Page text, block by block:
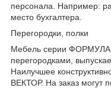
персонала. Например:
место бухгалтера.
Перегородки, полки
Мебель серии ФОРМУЛА
перегородками,
Наилучшее
ВЕКТОР. На заказ могут